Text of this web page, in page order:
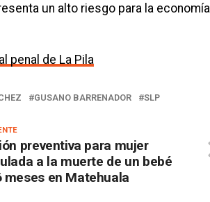
un alto riesgo para la economía
penal de La Pila
GUSANO BARRENADOR SLP
preventiva para mujer
a la muerte de un bebé
meses en Matehuala